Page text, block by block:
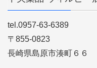
tel.0957-63-6389
〒855-0823
長崎県島原市湊町６６